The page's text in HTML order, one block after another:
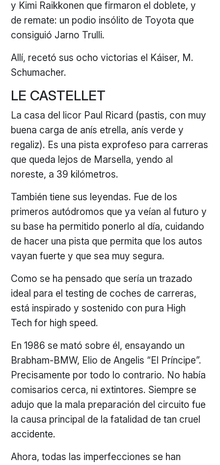
y Kimi Raikkonen que firmaron el doblete, y
de remate: un podio insólito de Toyota que
consiguió Jarno Trulli.
Allí, recetó sus ocho victorias el Káiser, M.
Schumacher.
LE CASTELLET
La casa del licor Paul Ricard (pastis, con muy
buena carga de anís etrella, anís verde y
regaliz). Es una pista exprofeso para carreras
que queda lejos de Marsella, yendo al
noreste, a 39 kilómetros.
También tiene sus leyendas. Fue de los
primeros autódromos que ya veían al futuro y
su base ha permitido ponerlo al día, cuidando
de hacer una pista que permita que los autos
vayan fuerte y que sea muy segura.
Como se ha pensado que sería un trazado
ideal para el testing de coches de carreras,
está inspirado y sostenido con pura High
Tech for high speed.
En 1986 se mató sobre él, ensayando un
Brabham-BMW, Elio de Angelis “El Príncipe”.
Precisamente por todo lo contrario. No había
comisarios cerca, ni extintores. Siempre se
adujo que la mala preparación del circuito fue
la causa principal de la fatalidad de tan cruel
accidente.
Ahora, todas las imperfecciones se han